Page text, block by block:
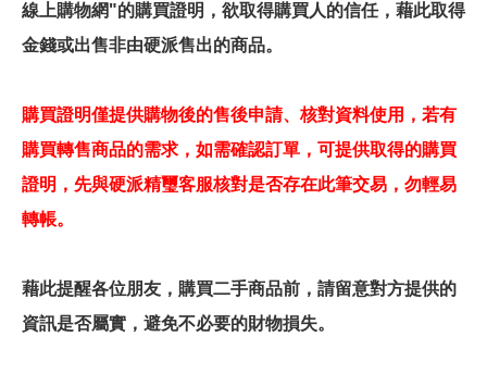
線上購物網"的購買證明，欲取得購買人的信任，藉此取得
金錢或出售非由硬派售出的商品。
購買證明僅提供購物後的售後申請、核對資料使用，若有
購買轉售商品的需求，如需確認訂單，可提供取得的購買
證明，先與硬派精璽客服核對是否存在此筆交易，勿輕易
轉帳。
藉此提醒各位朋友，購買二手商品前，請留意對方提供的
資訊是否屬實，避免不必要的財物損失。